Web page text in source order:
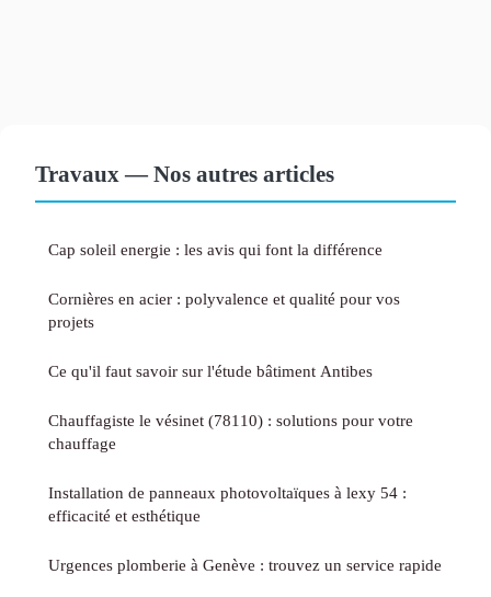
Travaux — Nos autres articles
Cap soleil energie : les avis qui font la différence
Cornières en acier : polyvalence et qualité pour vos
projets
Ce qu'il faut savoir sur l'étude bâtiment Antibes
Chauffagiste le vésinet (78110) : solutions pour votre
chauffage
Installation de panneaux photovoltaïques à lexy 54 :
efficacité et esthétique
Urgences plomberie à Genève : trouvez un service rapide